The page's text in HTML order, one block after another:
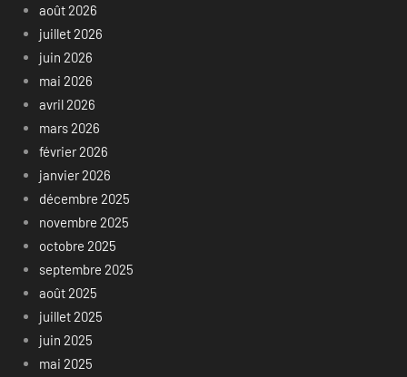
août 2026
juillet 2026
juin 2026
mai 2026
avril 2026
mars 2026
février 2026
janvier 2026
décembre 2025
novembre 2025
octobre 2025
septembre 2025
août 2025
juillet 2025
juin 2025
mai 2025